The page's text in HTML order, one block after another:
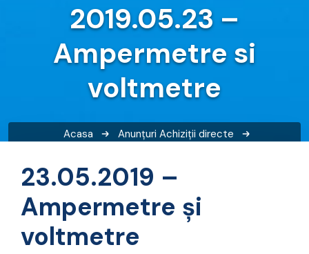
2019.05.23 –
Ampermetre si
voltmetre
Acasa Anunțuri Achiziții directe
23.05.2019 –
Ampermetre şi
voltmetre